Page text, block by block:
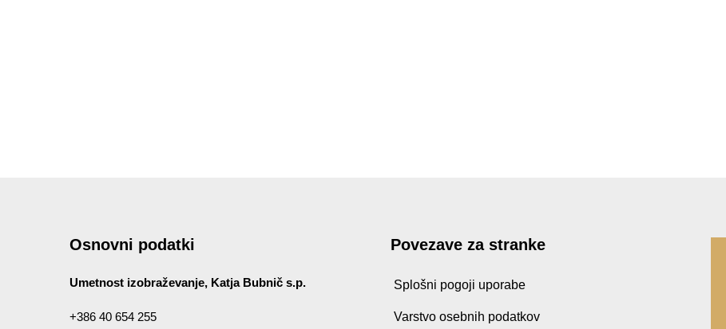
Osnovni podatki
Umetnost izobraževanje, Katja Bubnič s.p.
+386 40 654 255
Povezave za stranke
Splošni pogoji uporabe
Varstvo osebnih podatkov